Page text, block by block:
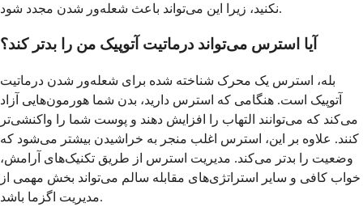
نکنید، زیرا این می‌تواند باعث شعله‌ور شدن مجدد شود.
آیا استرس می‌تواند درماتیت آتوپیک من را بدتر کند؟
بله، استرس یک محرک شناخته شده برای شعله‌ور شدن درماتیت
آتوپیک است. هنگامی که استرس دارید، بدن شما هورمون‌هایی آزاد
می‌کند که می‌توانند التهاب را افزایش دهند و پوست شما را واکنشی‌تر
کنند. علاوه بر این، استرس اغلب منجر به خراشیدن بیشتر می‌شود که
وضعیت را بدتر می‌کند. مدیریت استرس از طریق تکنیک‌های آرامش،
خواب کافی و سایر استراتژی‌های مقابله سالم می‌تواند بخش مهمی از
مدیریت اگزما باشد.